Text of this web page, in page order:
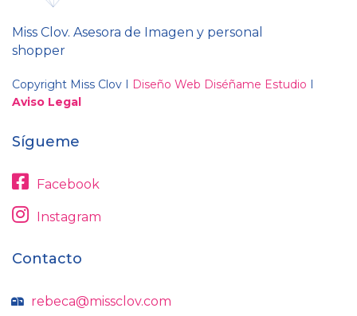
Miss Clov. Asesora de Imagen y personal
shopper
Copyright Miss Clov I Diseño Web Diséñame Estudio I
Aviso Legal
Sígueme
Facebook
Instagram
Contacto
rebeca@missclov.com